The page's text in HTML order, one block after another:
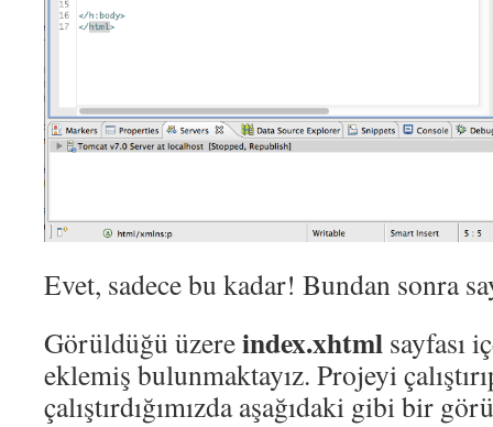
Evet, sadece bu kadar! Bundan sonra
Görüldüğü üzereindex.xhtml sayfası
eklemiş bulunmaktayız. Projeyi
çalıştırdığımızda aşağıdaki gibi bir